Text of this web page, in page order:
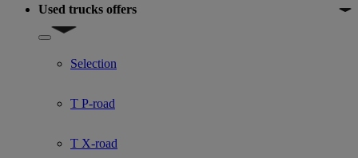
Used trucks offers
Show submenu for Used trucks offers
Selection
T P-road
T X-road